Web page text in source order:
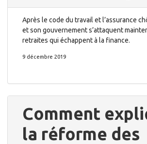
Après le code du travail et l’assurance
et son gouvernement s’attaquent
retraites qui échappent à la finance.
9 décembre 2019
Comment
la réforme des